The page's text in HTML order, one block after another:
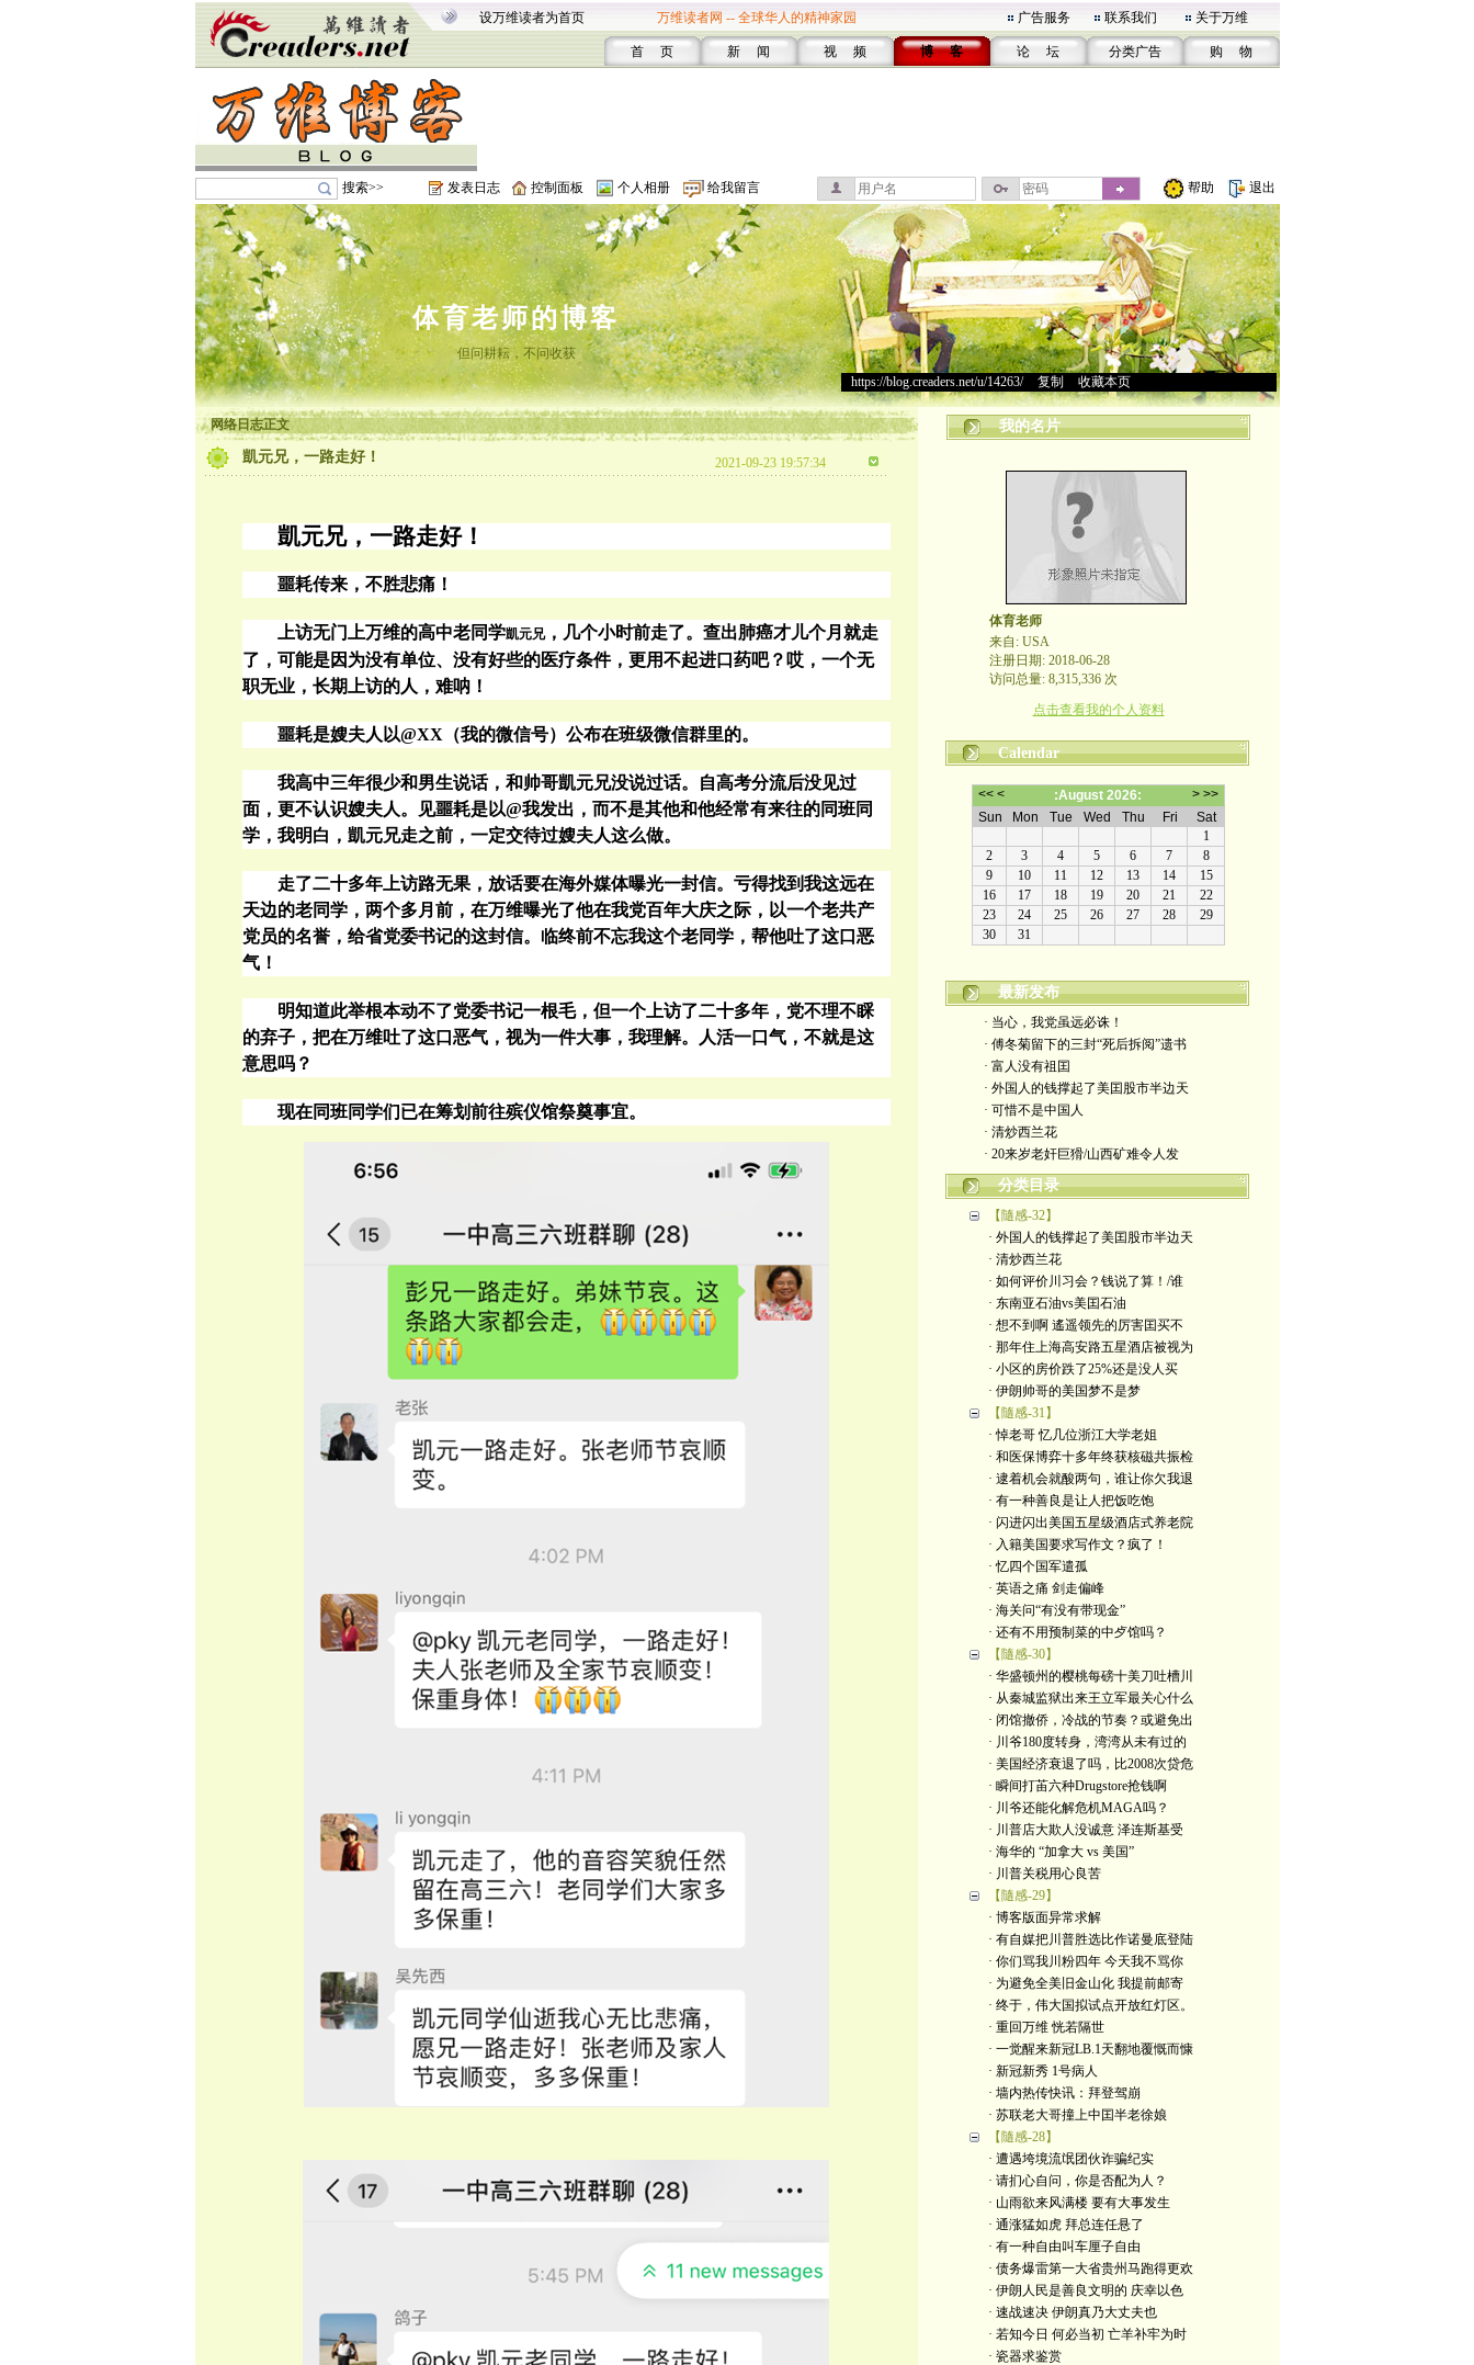
设万维读者为首页 万维读者网 -- 全球华人的精神家园 广告服务 联系我们 关于万维
首 页 新 闻 视 频 博 客 论 坛 分类广告 购 物
搜索>> 发表日志 控制面板 个人相册 给我留言 帮助 退出
体育老师的博客
但问耕耘，不问收获
https://blog.creaders.net/u/14263/> 复制 收藏本页
网络日志正文
凱元兄，一路走好！ 2021-09-23 19:57:34
凱元兄，一路走好！
噩耗传来，不胜悲痛！
上访无门上万维的高中老同学凱元兄，几个小时前走了。 查出肺癌才儿个月就走
了，可能是因为没有单位、没有好些的医疗条件，更用不起进口药吧？哎，一个无
职无业，长期上访的人，难呐！
噩耗是嫂夫人以@XX （我的微信号）公布在班级微信群里的。
我高中三年很少和男生说话，和帅哥凱元兄没说过话。自高考分流后没见过
面，更不认识嫂夫人。见噩耗是以@我发出，而不是其他和他经常有来往的同班同
学，我明白，凱元兄走之前，一定交待过嫂夫人这么做。
走了二十多年上访路无果，放话要在海外媒体曝光一封信。亏得找到我这远在
天边的老同学，两个多月前，在万维曝光了他在我党百年大庆之际，以一个老共产
党员的名誉，给省党委书记的这封信。临终前不忘我这个老同学，帮他吐了这口恶
气！
明知道此举根本动不了党委书记一根毛，但一个上访了二十多年，党不理不睬
的弃子，把在万维吐了这口恶气，视为一件大事，我理解。人活一口气，不就是这
意思吗？
现在同班同学们已在筹划前往殡仪馆祭奠事宜。
我的名片
体育老师
来自: USA
注册日期: 2018-06-28
访问总量: 8,315,336 次
点击查看我的个人资料
Calendar
最新发布
· 当心，我党虽远必诛！
· 傅冬菊留下的三封“死后拆阅”遗书
· 富人没有祖囯
· 外国人的钱撑起了美囯股市半边天
· 可惜不是中国人
· 清炒西兰花
· 20来岁老奸巨猾/山西矿难令人发
分类目录
【隨感-32】
· 外国人的钱撑起了美囯股市半边天
· 清炒西兰花
· 如何评价川习会？钱说了算！/谁
· 东南亚石油vs美囯石油
· 想不到啊 遙遥领先的厉害囯买不
· 那年住上海高安路五星酒店被视为
· 小区的房价跌了25%还是没人买
· 伊朗帅哥的美国梦不是梦
【隨感-31】
· 悼老哥 忆几位浙江大学老姐
· 和医保博弈十多年终获核磁共振检
· 逮着机会就酸两句，谁让你欠我退
· 有一种善良是让人把饭吃饱
· 闪进闪出美国五星级酒店式养老院
· 入籍美国要求写作文？疯了！
· 忆四个国军遣孤
· 英语之痛 剑走偏峰
· 海关问“有没有带现金”
· 还有不用预制菜的中歺馆吗？
【隨感-30】
· 华盛顿州的樱桃每磅十美刀吐槽川
· 从秦城监狱出来王立军最关心什么
· 闭馆撤侨，冷战的节奏？或避免出
· 川爷180度转身，湾湾从未有过的
· 美国经济衰退了吗，比2008次贷危
· 瞬间打苖六种Drugstore抢钱啊
· 川爷还能化解危机MAGA吗？
· 川普店大欺人没诚意 泽连斯基受
· 海华的 “加拿大 vs 美国”
· 川普关税用心良苦
【隨感-29】
· 博客版面异常求解
· 有自媒把川普胜选比作诺曼底登陆
· 你们骂我川粉四年 今天我不骂你
· 为避免全美旧金山化 我提前邮寄
· 终于，伟大国拟试点开放红灯区。
· 重回万维 恍若隔世
· 一觉醒来新冠LB.1天翻地覆慨而慷
· 新冠新秀 1号病人
· 墙内热传快讯：拜登驾崩
· 苏联老大哥撞上中囯半老徐娘
【隨感-28】
· 遭遇垮境流氓团伙诈骗纪实
· 请扪心自问，你是否配为人？
· 山雨欲来风满楼 要有大事发生
· 通涨猛如虎 拜总连任悬了
· 有一种自由叫车厘子自由
· 债务爆雷第一大省贵州马跑得更欢
· 伊朗人民是善良文明的 庆幸以色
· 速战速决 伊朗真乃大丈夫也
· 若知今日 何必当初 亡羊补牢为时
· 瓷器求鉴赏